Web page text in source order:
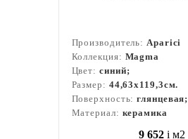
Производитель:Aparici
Коллекция: Magma
Цвет: синий;
Размер: 44,63x119,3см.
Поверхность:глянцевая;
Материал: керамика
9 652 i м2